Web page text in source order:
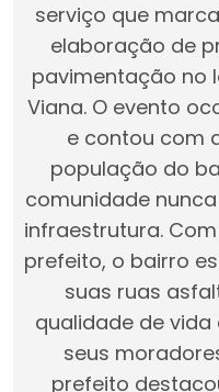
serviço que
elaboração de
pavimentação no
Viana. O evento
e contou com
população do
comunidade
infraestrutura.
prefeito, o bairro
suas ruas
qualidade de
seus
prefeito